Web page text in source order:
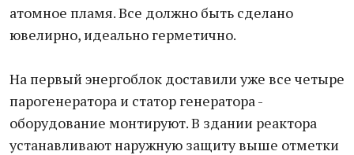
атомное пламя. Все должно быть сделано
ювелирно, идеально герметично.
На первый энергоблок доставили уже все четыре
парогенератора и статор генератора -
оборудование монтируют. В здании реактора
устанавливают наружную защиту выше отметки